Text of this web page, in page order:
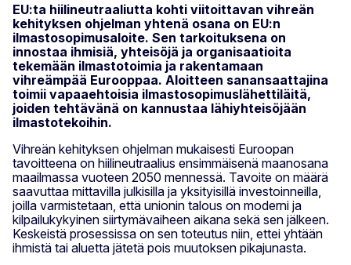
EU:ta hiilineutraaliutta kohti viitoittavan vihreän
kehityksen ohjelman yhtenä osana on EU:n
ilmastosopimusaloite. Sen tarkoituksena on
innostaa ihmisiä, yhteisöjä ja organisaatioita
tekemään ilmastotoimia ja rakentamaan
vihreämpää Eurooppaa. Aloitteen sanansaattajina
toimii vapaaehtoisia ilmastosopimuslähettiläitä,
joiden tehtävänä on kannustaa lähiyhteisöjään
ilmastotekoihin.
Vihreän kehityksen ohjelman mukaisesti Euroopan
tavoitteena on hiilineutraalius ensimmäisenä maanosana
maailmassa vuoteen 2050 mennessä. Tavoite on määrä
saavuttaa mittavilla julkisilla ja yksityisillä investoinneilla,
joilla varmistetaan, että unionin talous on moderni ja
kilpailukykyinen siirtymävaiheen aikana sekä sen jälkeen.
Keskeistä prosessissa on sen toteutus niin, ettei yhtään
ihmistä tai aluetta jätetä pois muutoksen pikajunasta.